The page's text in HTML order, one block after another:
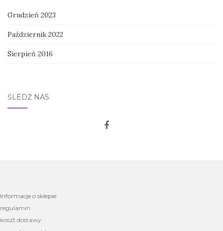
Grudzień 2023
Październik 2022
Sierpień 2016
ŚLEDŹ NAS
Informacje o sklepie:
regulamin
koszt dostawy